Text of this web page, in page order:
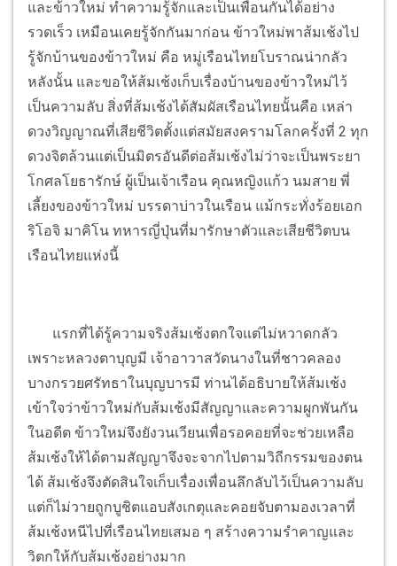
และข้าวใหม่ ทำความรู้จักและเป็นเพื่อนกันได้อย่าง
รวดเร็ว เหมือนเคยรู้จักกันมาก่อน ข้าวใหม่พาส้มเช้งไป
รู้จักบ้านของข้าวใหม่ คือ หมู่เรือนไทยโบราณน่ากลัว
หลังนั้น และขอให้ส้มเช้งเก็บเรื่องบ้านของข้าวใหม่ไว้
เป็นความลับ สิ่งที่ส้มเช้งได้สัมผัสเรือนไทยนั้นคือ เหล่า
ดวงวิญญาณที่เสียชีวิตตั้งแต่สมัยสงครามโลกครั้งที่ 2 ทุก
ดวงจิตล้วนแต่เป็นมิตรอันดีต่อส้มเช้งไม่ว่าจะเป็นพระยา
โกศลโยธารักษ์ ผู้เป็นเจ้าเรือน คุณหญิงแก้ว นมสาย พี่
เลี้ยงของข้าวใหม่ บรรดาบ่าวในเรือน แม้กระทั่งร้อยเอก
ริโอจิ มาคิโน ทหารญี่ปุ่นที่มารักษาตัวและเสียชีวิตบน
เรือนไทยแห่งนี้
แรกที่ได้รู้ความจริงส้มเช้งตกใจแต่ไม่หวาดกลัว
เพราะหลวงตาบุญมี เจ้าอาวาสวัดนางในที่ชาวคลอง
บางกรวยศรัทธาในบุญบารมี ท่านได้อธิบายให้ส้มเช้ง
เข้าใจว่าข้าวใหม่กับส้มเช้งมีสัญญาและความผูกพันกัน
ในอดีต ข้าวใหม่จึงยังวนเวียนเพื่อรอคอยที่จะช่วยเหลือ
ส้มเช้งให้ได้ตามสัญญาจึงจะจากไปตามวิถีกรรมของตน
ได้ ส้มเช้งจึงตัดสินใจเก็บเรื่องเพื่อนลึกลับไว้เป็นความลับ
แต่ก็ไม่วายถูกบูชิตแอบสังเกตุและคอยจับตามองเวลาที่
ส้มเช้งหนีไปที่เรือนไทยเสมอ ๆ สร้างความรำคาญและ
วิตกให้กับส้มเช้งอย่างมาก